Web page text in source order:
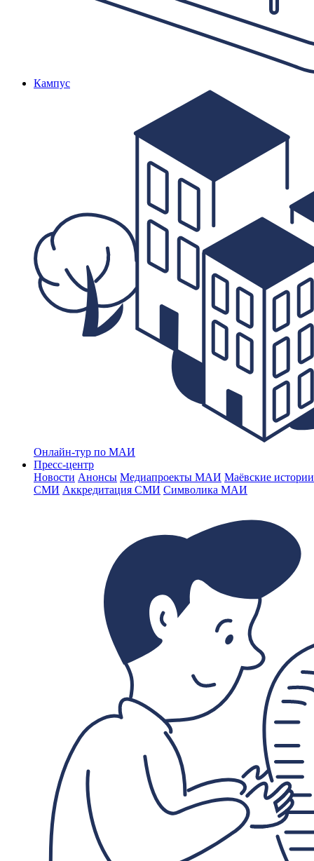
Кампус
Онлайн-тур по МАИ
Пресс-центр
Новости Анонсы Медиапроекты МАИ Маёвские
СМИ Аккредитация СМИ Символика МАИ